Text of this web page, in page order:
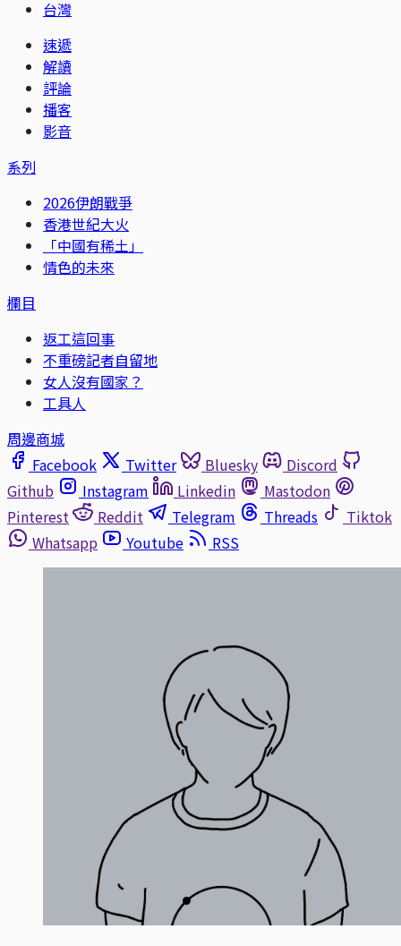
台灣
速遞
解讀
評論
播客
影音
系列
2026伊朗戰爭
香港世紀大火
「中國有稀土」
情色的未來
欄目
返工這回事
不重磅記者自留地
女人沒有國家？
工具人
周邊商城
Facebook
Twitter Bluesky
Discord
Github
Instagram Linkedin
Mastodon
Pinterest
Reddit Telegram Threads
Tiktok
Whatsapp
Youtube RSS